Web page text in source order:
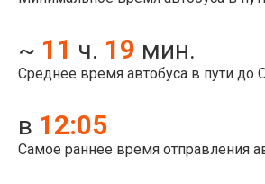
~ 11 ч. 19 мин.
Среднее время автобуса в пути до
в 12:05
Самое раннее время отправления